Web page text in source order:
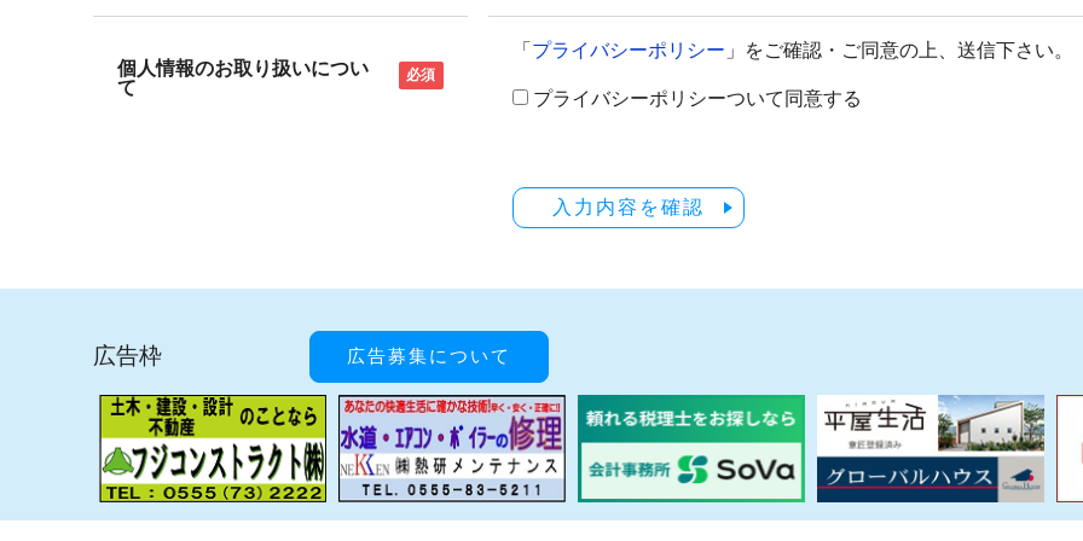
個人情報のお取り扱いについ
て
必須
「 プライバシーポリシー 」をご確認・ご同意の上、送信下さい。
プライバシーポリシーついて同意する
入力内容を確認
広告枠 広告募集について